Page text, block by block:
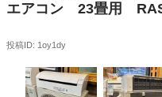
エアコン 23畳用
投稿ID: 1oy1dy